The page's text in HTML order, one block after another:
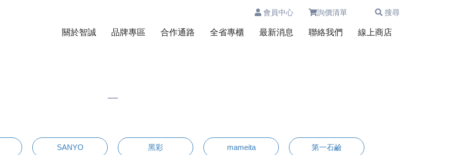
會員中心 詢價清單 搜尋
關於智誠 品牌專區 合作通路 全省專櫃 最新消息 聯絡我們 線上商店
SANYO 黑彩 mameita 第一石鹼